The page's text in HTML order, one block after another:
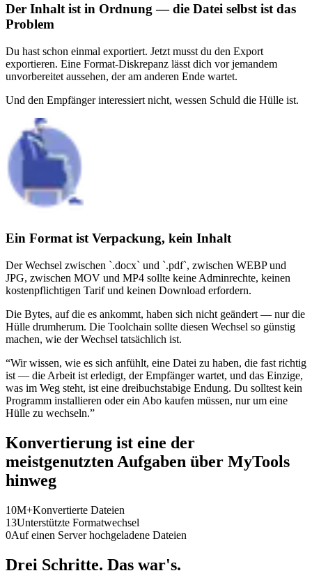
Der Inhalt ist in Ordnung — die Datei selbst ist das
Problem
Du hast schon einmal exportiert. Jetzt musst du den Export
exportieren. Eine Format-Diskrepanz lässt dich vor jemandem
unvorbereitet aussehen, der am anderen Ende wartet.
Und den Empfänger interessiert nicht, wessen Schuld die Hülle ist.
Ein Format ist Verpackung, kein Inhalt
Der Wechsel zwischen `.docx` und `.pdf`, zwischen WEBP und
JPG, zwischen MOV und MP4 sollte keine Adminrechte, keinen
kostenpflichtigen Tarif und keinen Download erfordern.
Die Bytes, auf die es ankommt, haben sich nicht geändert — nur die
Hülle drumherum. Die Toolchain sollte diesen Wechsel so günstig
machen, wie der Wechsel tatsächlich ist.
“Wir wissen, wie es sich anfühlt, eine Datei zu haben, die fast richtig
ist — die Arbeit ist erledigt, der Empfänger wartet, und das Einzige,
was im Weg steht, ist eine dreibuchstabige Endung. Du solltest kein
Programm installieren oder ein Abo kaufen müssen, nur um eine
Hülle zu wechseln.”
Konvertierung ist eine der
meistgenutzten Aufgaben über MyTools
hinweg
10M+Konvertierte Dateien
13Unterstützte Formatwechsel
0Auf einen Server hochgeladene Dateien
Drei Schritte. Das war's.